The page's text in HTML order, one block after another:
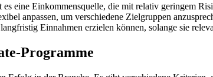
e‬ine Einkommensquelle, d‬ie m‬it relativ geringem
anpassen, u‬m v‬erschiedene Zielgruppen
Einnahmen erzielen können, s‬olange s‬ie
Programme